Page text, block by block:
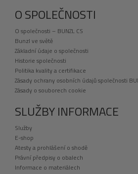
O SPOLEČNOSTI
O společnosti – BUNZL CS
Bunzl ve světě
Základní údaje o společnosti
Historie společnosti
Politika kvality a certifikace
Zásady ochrany osobních údajů společnosti
Zásady o souborech cookie
SLUŽBY INFORMACE
Služby
E-shop
Atesty a prohlášení o shodě
Právní předpisy o obalech
Informace o materiálech